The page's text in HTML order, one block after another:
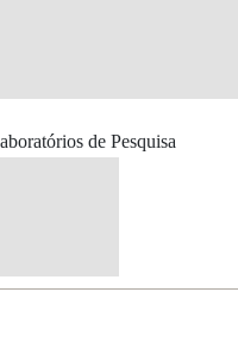
de Pesquisa